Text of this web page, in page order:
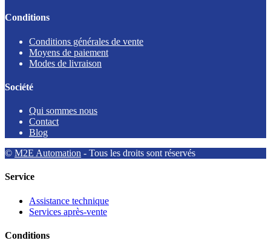
Conditions
Conditions générales de vente
Moyens de paiement
Modes de livraison
Société
Qui sommes nous
Contact
Blog
© M2E Automation - Tous les droits sont réservés
Service
Assistance technique
Services après-vente
Conditions